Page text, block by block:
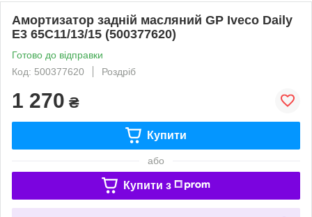
Амортизатор задній масляний GP Iveco Daily
E3 65C11/13/15 (500377620)
Готово до відправки
Код: 500377620
Роздріб
1 270 ₴
Купити
або
Купити з